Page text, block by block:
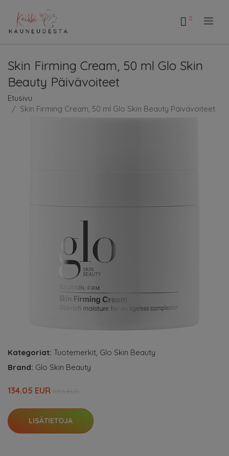
Skin Firming Cream, 50 ml Glo Skin
Beauty Päivävoiteet
Etusivu
Skin Firming Cream, 50 ml Glo Skin Beauty Päivävoiteet
Kategoriat: Tuotemerkit, Glo Skin Beauty
Brand: Glo Skin Beauty
134.05 EUR
LISÄTIETOJA